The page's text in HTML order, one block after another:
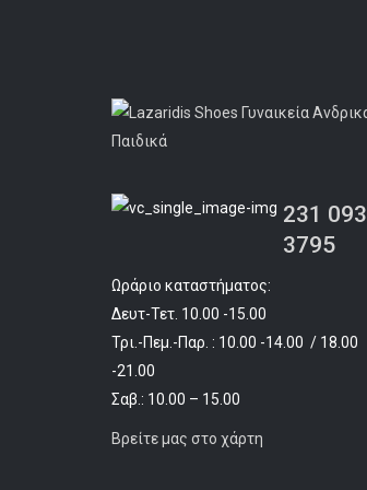
231 093
3795
Ωράριο καταστήματος:
Δευτ-Τετ. 10.00 -15.00
Τρι.-Πεμ.-Παρ. : 10.00 -14.00 / 18.00
-21.00
Σαβ.: 10.00 – 15.00
Βρείτε μας στο χάρτη